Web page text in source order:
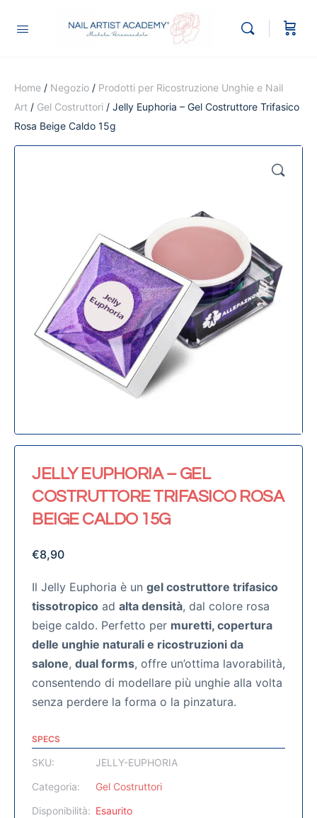
Home / Negozio / Prodotti per Ricostruzione Unghie e Nail
Art / Gel Costruttori / Jelly Euphoria – Gel Costruttore Trifasico
Rosa Beige Caldo 15g
🔍
JELLY EUPHORIA – GEL
COSTRUTTORE TRIFASICO ROSA
BEIGE CALDO 15G
€8,90
Il Jelly Euphoria è un gel costruttore trifasico
tissotropico ad alta densità, dal colore rosa
beige caldo. Perfetto per muretti, copertura
delle unghie naturali e ricostruzioni da
salone, dual forms, offre un’ottima lavorabilità,
consentendo di modellare più unghie alla volta
senza perdere la forma o la pinzatura.
SPECS
SKU:
JELLY-EUPHORIA
Categoria:
Gel Costruttori
Disponibilità: Esaurito